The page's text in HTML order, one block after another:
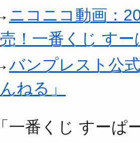
ニコニコ動画：
売！一番くじ す
バンプレスト公
んねる」
「一番くじ すーぱ